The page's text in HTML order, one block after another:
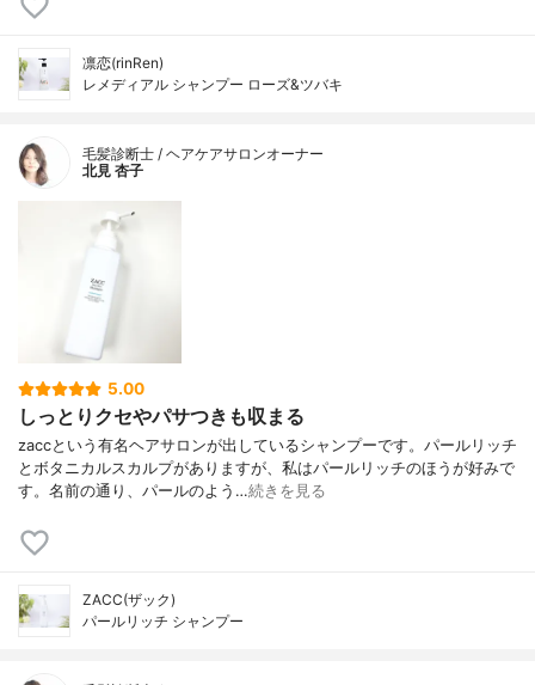
凛恋(rinRen)
レメディアル シャンプー ローズ&ツバキ
毛髪診断士 / ヘアケアサロンオーナー
北見 杏子
5.00
しっとりクセやパサつきも収まる
zaccという有名ヘアサロンが出しているシャンプーです。パールリッチ
とボタニカルスカルプがありますが、私はパールリッチのほうが好みで
す。名前の通り、パールのよう…続きを見る
ZACC(ザック)
パールリッチ シャンプー